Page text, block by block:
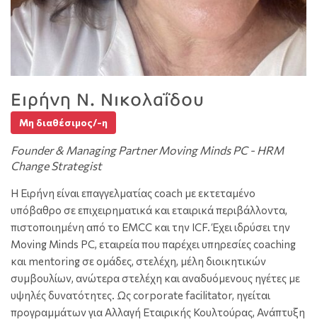
Ειρήνη Ν. Νικολαΐδου
Μη διαθέσιμος/-η
Founder & Managing Partner Moving Minds PC - HRM
Change Strategist
Η Ειρήνη είναι επαγγελματίας coach με εκτεταμένο
υπόβαθρο σε επιχειρηματικά και εταιρικά περιβάλλοντα,
πιστοποιημένη από το EMCC και την ICF. Έχει ιδρύσει την
Moving Minds PC, εταιρεία που παρέχει υπηρεσίες coaching
και mentoring σε ομάδες, στελέχη, μέλη διοικητικών
συμβουλίων, ανώτερα στελέχη και αναδυόμενους ηγέτες με
υψηλές δυνατότητες. Ως corporate facilitator, ηγείται
προγραμμάτων για Αλλαγή Εταιρικής Κουλτούρας, Ανάπτυξη